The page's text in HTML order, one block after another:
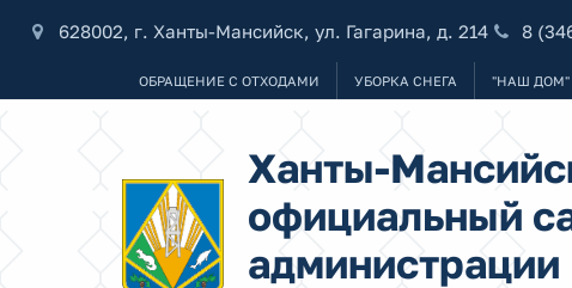
628002, г. Ханты-Мансийск, ул. Гагарина, д. 214 8
ОБРАЩЕНИЕ С ОТХОДАМИ УБОРКА СНЕГА "НАШ ДОМ"
Ханты-
официальный
администрации